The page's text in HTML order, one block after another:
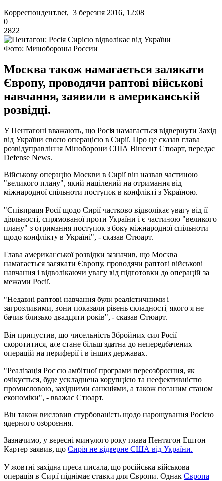
Корреспондент.net, 3 березня 2016, 12:08
0
2822
Фото: Минобороны России
Москва також намагається залякати
Європу, проводячи раптові військові
навчання, заявили в американській
розвідці.
У Пентагоні вважають, що Росія намагається відвернути Захід
від України своєю операцією в Сирії. Про це сказав глава
розвідуправління Міноборони США Вінсент Стюарт, передає
Defense News.
Військову операцію Москви в Сирії він назвав частиною
"великого плану", який націлений на отримання від
міжнародної спільноти поступок в конфлікті з Україною.
"Співпраця Росії щодо Сирії частково відволікає увагу від її
діяльності, спрямованої проти України і є частиною "великого
плану" з отримання поступок з боку міжнародної спільноти
щодо конфлікту в Україні", - сказав Стюарт.
Глава американської розвідки зазначив, що Москва
намагається залякати Європу, проводячи раптові військові
навчання і відволікаючи увагу від підготовки до операцій за
межами Росії.
"Недавні раптові навчання були реалістичними і
загрозливими, вони показали рівень складності, якого я не
бачив близько двадцяти років", - сказав Стюарт.
Він припустив, що чисельність Збройних сил Росії
скоротитися, але стане більш здатна до непередбачених
операцій на периферії і в інших державах.
"Реалізація Росією амбітної програми переозброєння, як
очікується, буде ускладнена корупцією та неефективністю
промисловою, західними санкціями, а також поганим станом
економіки", - вважає Стюарт.
Він також висловив стурбованість щодо нарощування Росією
ядерного озброєння.
Зазначимо, у вересні минулого року глава Пентагон Ештон
Картер заявив, що Сирія не відверне США від України.
У жовтні західна преса писала, що російська військова
операція в Сирії піднімає ставки для Європи. Однак Європа